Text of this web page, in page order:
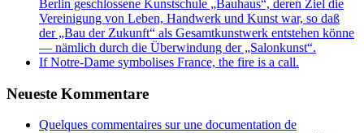
adaptée
d’exemple
des
Berlin geschlossene Kunstschule „Bauhaus“, deren Ziel die
Vereinigung von Leben, Handwerk und Kunst war, so daß
der „Bau der Zukunft“ als Gesamtkunstwerk entstehen könne
— nämlich durch die Überwindung der „Salonkunst“.
If Notre-Dame symbolises France, the fire is a call.
Neueste Kommentare
Quelques commentaires sur une documentation de